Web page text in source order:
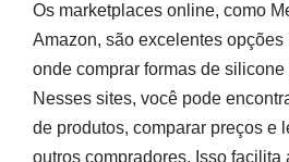
Os marketplaces online, como
Amazon, são excelentes opções
onde comprar formas de silicone
Nesses sites, você pode
de produtos, comparar preços e
outros compradores. Isso facilita